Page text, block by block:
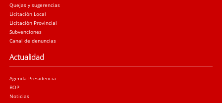
Quejas y sugerencias
Licitación Local
Licitación Provincial
Subvenciones
Canal de denuncias
Actualidad
Agenda Presidencia
BOP
Noticias